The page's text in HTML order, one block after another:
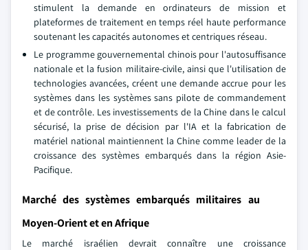
stimulent la demande en ordinateurs de mission et
plateformes de traitement en temps réel haute performance
soutenant les capacités autonomes et centriques réseau.
Le programme gouvernemental chinois pour l'autosuffisance
nationale et la fusion militaire-civile, ainsi que l'utilisation de
technologies avancées, créent une demande accrue pour les
systèmes dans les systèmes sans pilote de commandement
et de contrôle. Les investissements de la Chine dans le calcul
sécurisé, la prise de décision par l'IA et la fabrication de
matériel national maintiennent la Chine comme leader de la
croissance des systèmes embarqués dans la région Asie-
Pacifique.
Marché des systèmes embarqués militaires au
Moyen-Orient et en Afrique
Le marché israélien devrait connaître une croissance